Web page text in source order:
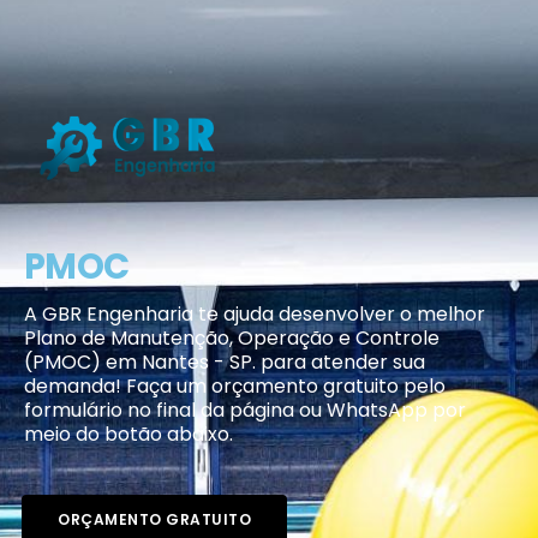
PMOC
A GBR Engenharia te ajuda desenvolver o melhor
Plano de Manutenção, Operação e Controle
(PMOC) em Nantes - SP. para atender sua
demanda! Faça um orçamento gratuito pelo
formulário no final da página ou WhatsApp por
meio do botão abaixo.
ORÇAMENTO GRATUITO